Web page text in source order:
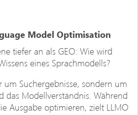
Model Optimisation
tiefer an als GEO: Wie wird
eines Sprachmodells?
um Suchergebnisse, sondern um
das Modellverständnis. Während
Ausgabe optimieren, zielt LLMO